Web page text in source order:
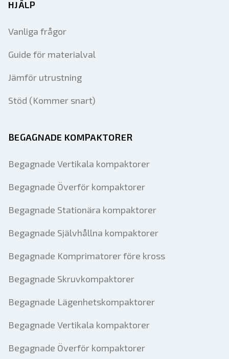
HJÄLP
Vanliga frågor
Guide för materialval
Jämför utrustning
Stöd (Kommer snart)
BEGAGNADE KOMPAKTORER
Begagnade Vertikala kompaktorer
Begagnade Överför kompaktorer
Begagnade Stationära kompaktorer
Begagnade Självhållna kompaktorer
Begagnade Komprimatorer före kross
Begagnade Skruvkompaktorer
Begagnade Lägenhetskompaktorer
Begagnade Vertikala kompaktorer
Begagnade Överför kompaktorer